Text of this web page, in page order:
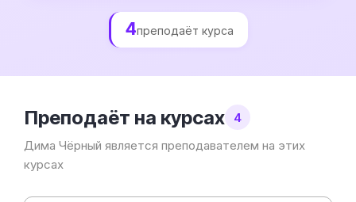
4преподаёт курса
Преподаёт на курсах
4
Дима Чёрный является преподавателем на этих
курсах